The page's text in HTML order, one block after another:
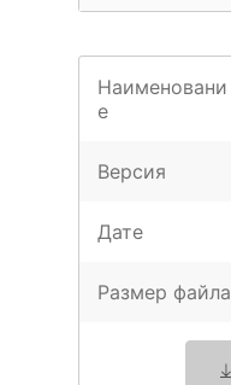
Наименовани
е
Версия
Дате
Размер файла